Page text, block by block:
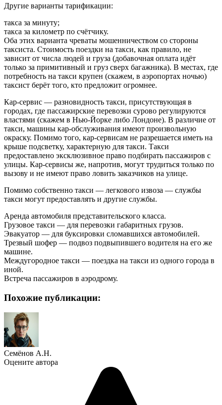
Другие варианты тарификации:
такса за минуту;
такса за километр по счётчику.
Оба этих варианта чреваты мошенничеством со стороны
таксиста. Стоимость поездки на такси, как правило, не
зависит от числа людей и груза (добавочная оплата идёт
только за примитивный и груз сверх багажника). В местах, где
потребность на такси крупен (скажем, в аэропортах ночью)
таксист берёт того, кто предложит огромнее.
Кар-сервис — разновидность такси, присутствующая в
городах, где пассажирские перевозки сурово регулируются
властями (скажем в Нью-Йорке либо Лондоне). В различие от
такси, машины кар-обслуживания имеют произвольную
окраску. Помимо того, кар-сервисам не разрешается иметь на
крыше подсветку, характерную для такси. Такси
предоставлено эксклюзивное право подбирать пассажиров с
улицы. Кар-сервисы же, напротив, могут трудиться только по
вызову и не имеют право ловить заказчиков на улице.
Помимо собственно такси — легкового извоза — службы
такси могут предоставлять и другие службы.
Аренда автомобиля представительского класса.
Грузовое такси — для перевозки габаритных грузов.
Эвакуатор — для буксировки сломавшихся автомобилей.
Трезвый шофер — подвоз подвыпившего водителя на его же
машине.
Междугородное такси — поездка на такси из одного города в
иной.
Встреча пассажиров в аэродрому.
Похожие публикации:
Семёнов А.Н.
Оцените автора